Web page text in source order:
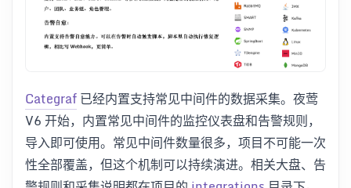
Categraf已经内置支持常见中间件的数据采集。夜莺
V6 开始，内置常见中间件的监控仪表盘和告警规则，
导入即可使用。常见中间件数量很多，项目不可能一次
性全部覆盖，但这个机制可以持续演进。相关大盘、告